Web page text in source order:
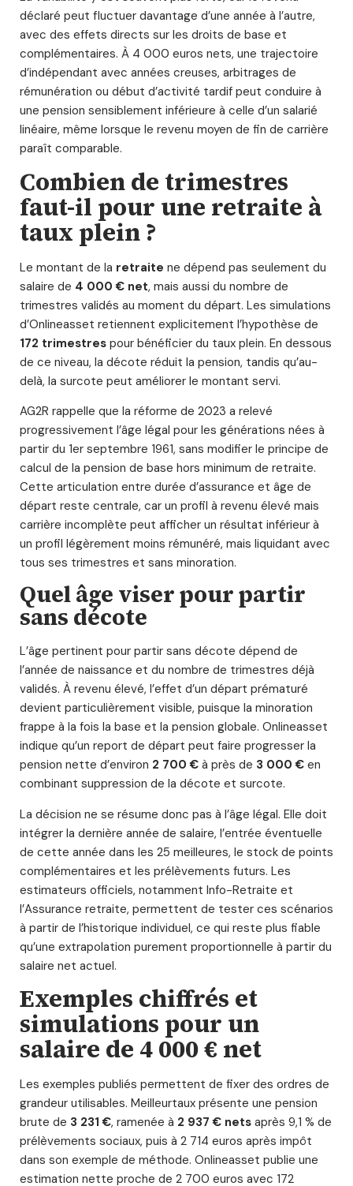
déclaré peut fluctuer davantage d’une année à l’autre,
avec des effets directs sur les droits de base et
complémentaires. À 4 000 euros nets, une trajectoire
d’indépendant avec années creuses, arbitrages de
rémunération ou début d’activité tardif peut conduire à
une pension sensiblement inférieure à celle d’un salarié
linéaire, même lorsque le revenu moyen de fin de carrière
paraît comparable.
Combien de trimestres
faut-il pour une retraite à
taux plein ?
Le montant de la retraite ne dépend pas seulement du
salaire de 4 000 € net, mais aussi du nombre de
trimestres validés au moment du départ. Les simulations
d’Onlineasset retiennent explicitement l’hypothèse de
172 trimestres pour bénéficier du taux plein. En dessous
de ce niveau, la décote réduit la pension, tandis qu’au-
delà, la surcote peut améliorer le montant servi.
AG2R rappelle que la réforme de 2023 a relevé
progressivement l’âge légal pour les générations nées à
partir du 1er septembre 1961, sans modifier le principe de
calcul de la pension de base hors minimum de retraite.
Cette articulation entre durée d’assurance et âge de
départ reste centrale, car un profil à revenu élevé mais
carrière incomplète peut afficher un résultat inférieur à
un profil légèrement moins rémunéré, mais liquidant avec
tous ses trimestres et sans minoration.
Quel âge viser pour partir
sans décote
L’âge pertinent pour partir sans décote dépend de
l’année de naissance et du nombre de trimestres déjà
validés. À revenu élevé, l’effet d’un départ prématuré
devient particulièrement visible, puisque la minoration
frappe à la fois la base et la pension globale. Onlineasset
indique qu’un report de départ peut faire progresser la
pension nette d’environ 2 700 € à près de 3 000 € en
combinant suppression de la décote et surcote.
La décision ne se résume donc pas à l’âge légal. Elle doit
intégrer la dernière année de salaire, l’entrée éventuelle
de cette année dans les 25 meilleures, le stock de points
complémentaires et les prélèvements futurs. Les
estimateurs officiels, notamment Info-Retraite et
l’Assurance retraite, permettent de tester ces scénarios
à partir de l’historique individuel, ce qui reste plus fiable
qu’une extrapolation purement proportionnelle à partir du
salaire net actuel.
Exemples chiffrés et
simulations pour un
salaire de 4 000 € net
Les exemples publiés permettent de fixer des ordres de
grandeur utilisables. Meilleurtaux présente une pension
brute de 3 231 €, ramenée à 2 937 € nets après 9,1 % de
prélèvements sociaux, puis à 2 714 euros après impôt
dans son exemple de méthode. Onlineasset publie une
estimation nette proche de 2 700 euros avec 172